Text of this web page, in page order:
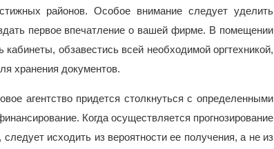
районов. Особое внимание следует уделить
первое впечатление о вашей фирме. В помещении
обзавестись всей необходимой оргтехникой,
хранения документов.
агентство придется столкнуться с определенными
Когда осуществляется прогнозирование
следует исходить из вероятности ее получения, а не из